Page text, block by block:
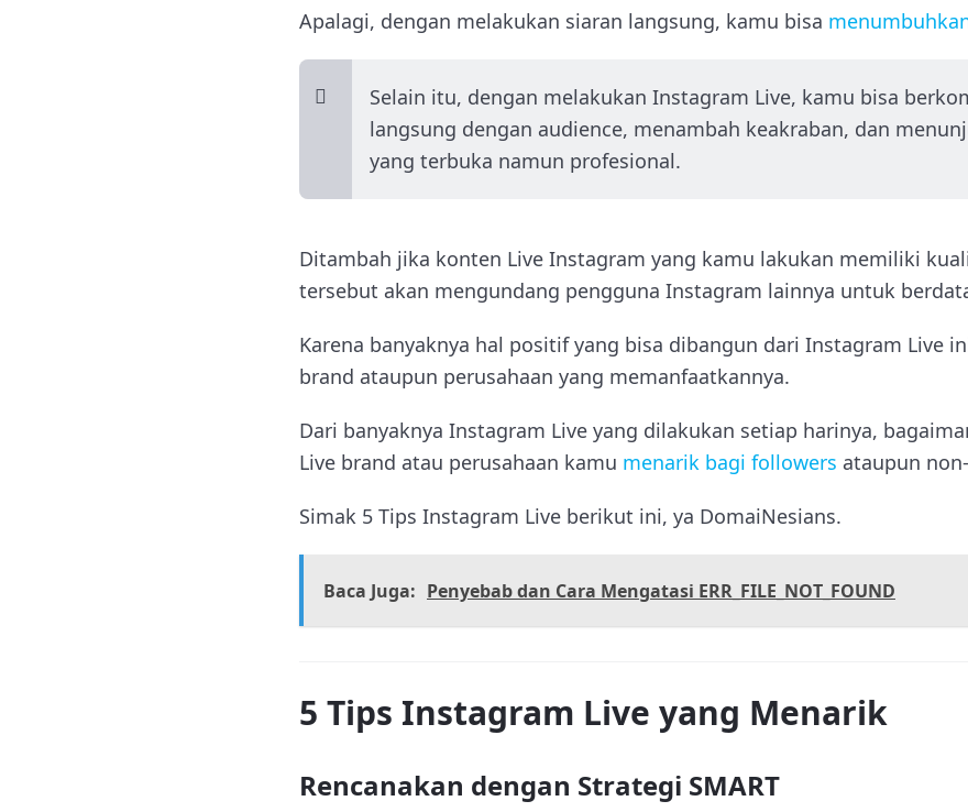
Apalagi, dengan melakukan siaran langsung, kamu bisa
Selain itu, dengan melakukan Instagram Live, kamu bisa
langsung dengan audience, menambah keakraban, dan
yang terbuka namun profesional.
Ditambah jika konten Live Instagram yang kamu lakukan memiliki
tersebut akan mengundang pengguna Instagram lainnya untuk
Karena banyaknya hal positif yang bisa dibangun dari Instagram Live
brand ataupun perusahaan yang memanfaatkannya.
Dari banyaknya Instagram Live yang dilakukan setiap harinya,
Live brand atau perusahaan kamu menarik bagi followers ataupun
Simak 5 Tips Instagram Live berikut ini, ya DomaiNesians.
Baca Juga: Penyebab dan Cara Mengatasi ERR_FILE_NOT_FOUND
5 Tips Instagram Live yang Menarik
Rencanakan dengan Strategi SMART